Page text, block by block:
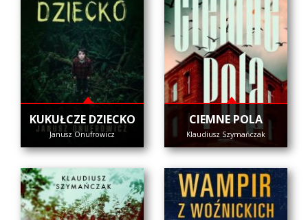
KUKUŁCZE DZIECKO
Janusz Onufrowicz
CIEMNE POLA
Klaudiusz Szymańczak